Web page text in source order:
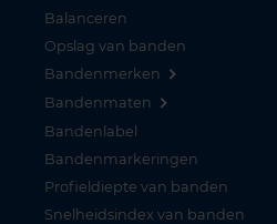
Balanceren
Opslag van banden
Bandenmerken
Bandenmaten
Bandenlabel
Bandenmarkeringen
Profieldiepte van banden
Snelheidsindex van banden